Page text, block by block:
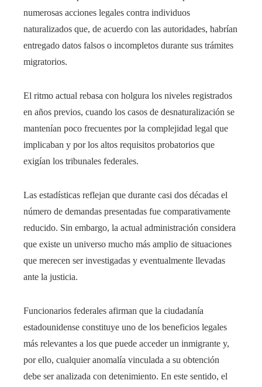
numerosas acciones legales contra individuos
naturalizados que, de acuerdo con las autoridades, habrían
entregado datos falsos o incompletos durante sus trámites
migratorios.
El ritmo actual rebasa con holgura los niveles registrados
en años previos, cuando los casos de desnaturalización se
mantenían poco frecuentes por la complejidad legal que
implicaban y por los altos requisitos probatorios que
exigían los tribunales federales.
Las estadísticas reflejan que durante casi dos décadas el
número de demandas presentadas fue comparativamente
reducido. Sin embargo, la actual administración considera
que existe un universo mucho más amplio de situaciones
que merecen ser investigadas y eventualmente llevadas
ante la justicia.
Funcionarios federales afirman que la ciudadanía
estadounidense constituye uno de los beneficios legales
más relevantes a los que puede acceder un inmigrante y,
por ello, cualquier anomalía vinculada a su obtención
debe ser analizada con detenimiento. En este sentido, el